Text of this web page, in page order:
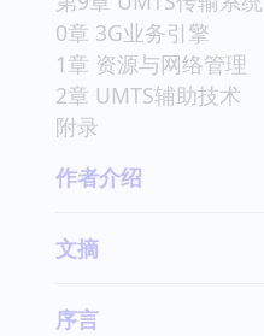
0章 3G业务引擎
1章 资源与网络管理
2章 UMTS辅助技术
附录
作者介绍
文摘
序言